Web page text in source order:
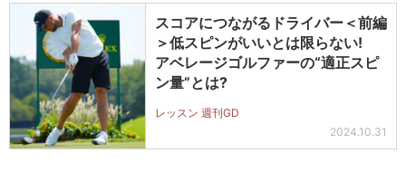
スコアにつながるドライバー＜前編
＞低スピンがいいとは限らない!
アベレージゴルファーの“適正スピ
ン量”とは?
レッスン 週刊GD
2024.10.31